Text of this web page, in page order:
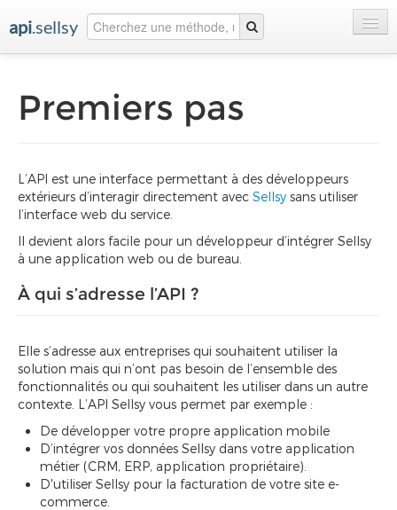
api.sellsy
Premiers pas
Ressources
Premiers pas
L’API est une interface permettant à des développeurs
extérieurs d’interagir directement avec Sellsy sans utiliser
l’interface web du service.
Il devient alors facile pour un développeur d’intégrer Sellsy
à une application web ou de bureau.
À qui s’adresse l’API ?
Elle s’adresse aux entreprises qui souhaitent utiliser la
solution mais qui n’ont pas besoin de l’ensemble des
fonctionnalités ou qui souhaitent les utiliser dans un autre
contexte. L’API Sellsy vous permet par exemple :
De développer votre propre application mobile
D’intégrer vos données Sellsy dans votre application
métier (CRM, ERP, application propriétaire).
D'utiliser Sellsy pour la facturation de votre site e-
commerce.